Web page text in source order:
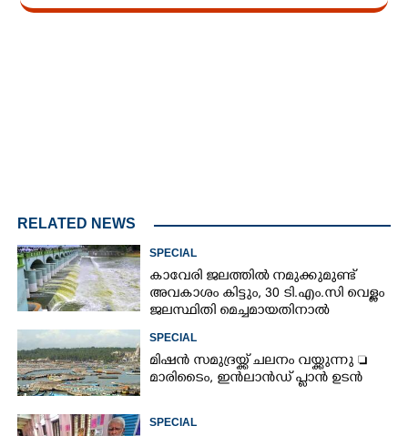
RELATED NEWS
SPECIAL
കാവേരി ജലത്തിൽ നമുക്കുമുണ്ട്
അവകാശം കിട്ടും, 30 ടി.എം.സി വെള്ളം
ജലസ്ഥിതി മെച്ചമായതിനാൽ
SPECIAL
മിഷൻ സമുദ്ര‌യ്ക്ക് ചലനം വയ്ക്കുന്നു 
മാരിടൈം, ഇൻലാൻഡ് പ്ലാൻ ഉടൻ
SPECIAL